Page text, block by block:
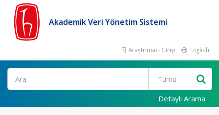
Akademik Veri Yönetim Sistemi
Araştırmacı Girişi English
Ara
Detaylı Arama